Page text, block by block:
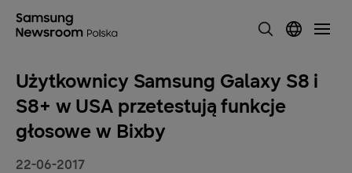
Użytkownicy Samsung Galaxy S8 i
S8+ w USA przetestują funkcje
głosowe w Bixby
22-06-2017